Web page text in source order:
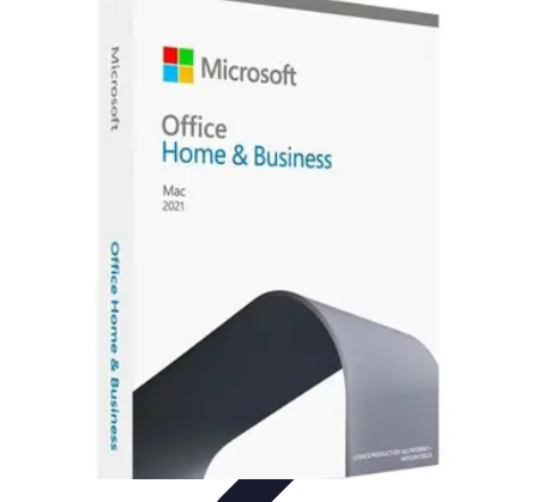
Herramientas Digitales
ActualizaciónFiltración y EvaluaciónVerificación de información
Información Actualizada